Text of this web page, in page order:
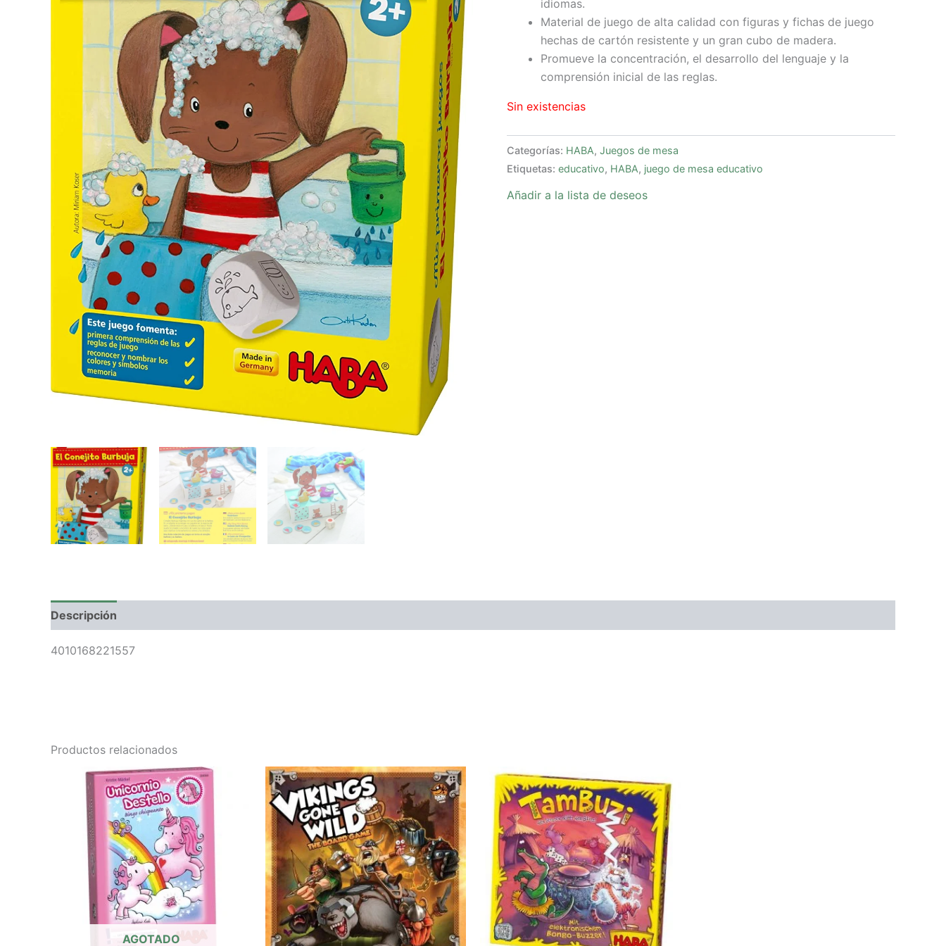
idiomas.
Material de juego de alta calidad con figuras y fichas de juego
hechas de cartón resistente y un gran cubo de madera.
Promueve la concentración, el desarrollo del lenguaje y la
comprensión inicial de las reglas.
Sin existencias
Categorías: HABA, Juegos de mesa
Etiquetas: educativo, HABA, juego de mesa educativo
Añadir a la lista de deseos
Descripción
4010168221557
Productos relacionados
AGOTADO